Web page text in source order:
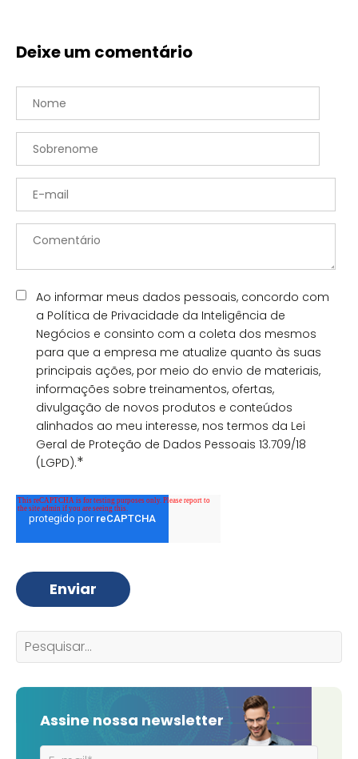
Deixe um comentário
Ao informar meus dados pessoais, concordo com
a Política de Privacidade da Inteligência de
Negócios e consinto com a coleta dos mesmos
para que a empresa me atualize quanto às suas
principais ações, por meio do envio de materiais,
informações sobre treinamentos, ofertas,
divulgação de novos produtos e conteúdos
alinhados ao meu interesse, nos termos da Lei
Geral de Proteção de Dados Pessoais 13.709/18
(LGPD).*
Assine nossa newsletter